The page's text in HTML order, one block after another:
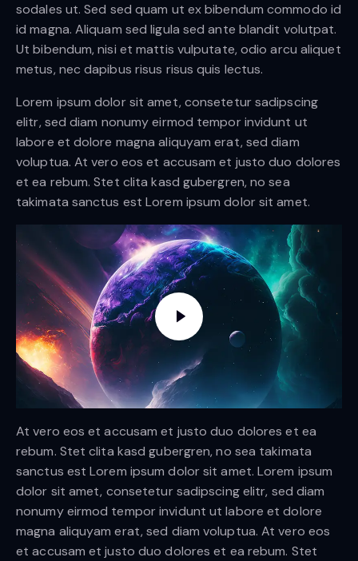
sodales ut. Sed sed quam ut ex bibendum commodo id
id magna. Aliquam sed ligula sed ante blandit volutpat.
Ut bibendum, nisi et mattis vulputate, odio arcu aliquet
metus, nec dapibus risus risus quis lectus.
Lorem ipsum dolor sit amet, consetetur sadipscing
elitr, sed diam nonumy eirmod tempor invidunt ut
labore et dolore magna aliquyam erat, sed diam
voluptua. At vero eos et accusam et justo duo dolores
et ea rebum. Stet clita kasd gubergren, no sea
takimata sanctus est Lorem ipsum dolor sit amet.
At vero eos et accusam et justo duo dolores et ea
rebum. Stet clita kasd gubergren, no sea takimata
sanctus est Lorem ipsum dolor sit amet. Lorem ipsum
dolor sit amet, consetetur sadipscing elitr, sed diam
nonumy eirmod tempor invidunt ut labore et dolore
magna aliquyam erat, sed diam voluptua. At vero eos
et accusam et justo duo dolores et ea rebum. Stet